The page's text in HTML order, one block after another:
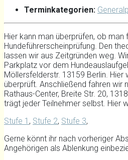
Terminkategorien:
Hier kann man überprüfen, ob man
Hundeführerscheinprüfung. Den
lassen wir aus Zeitgründen weg.
Parkplatz vor dem
Möllersfelderstr. 13159 Berlin. Hier
überprüft. Anschließend fahren wir
Rathaus-Center, Breite Str. 20,
trägt jeder Teilnehmer selbst. Hier
Stufe 1 , Stufe 2, Stufe 3,
Gerne könnt ihr nach vorheriger
Angehörigen als Ablenkung